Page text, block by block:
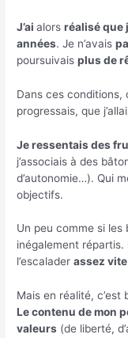
J’aialorsréalisé que
années. Je n’avais
poursuivaisplus de
Dans ces conditions,
progressais, que
Je ressentais des
j’associais à des
d’autonomie…). Qui
objectifs.
Un peu comme si
inégalement
l’escaladerassez
Mais en réalité, c’est
Le contenu de mon
valeurs (de liberté,